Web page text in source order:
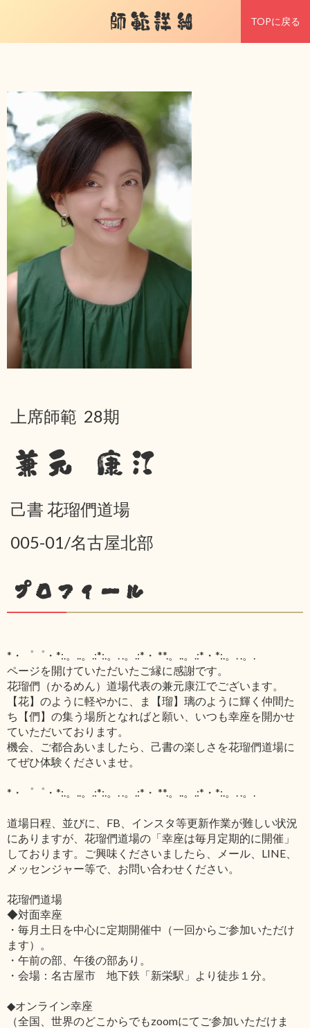
師範詳細 TOPに戻る
上席師範 28期
兼元 康江
己書 花瑠們道場
005-01/名古屋北部
プロフィール
*・゜゜・*:.。..。.:*:.。. .。.:*・ **.。..。.:*・*:.。. .。.
ページを開けていただいたご縁に感謝です。
花瑠們（かるめん）道場代表の兼元康江でございます。
【花】のように軽やかに、ま【瑠】璃のように輝く仲間た
ち【們】の集う場所となればと願い、いつも幸座を開かせ
ていただいております。
機会、ご都合あいましたら、己書の楽しさを花瑠們道場に
てぜひ体験くださいませ。
*・゜゜・*:.。..。.:*:.。. .。.:*・ **.。..。.:*・*:.。. .。.
道場日程、並びに、FB、インスタ等更新作業が難しい状況
にありますが、花瑠們道場の「幸座は毎月定期的に開催」
しております。ご興味くださいましたら、メール、LINE、
メッセンジャー等で、お問い合わせください。
花瑠們道場
◆対面幸座
・毎月土日を中心に定期開催中（一回からご参加いただけ
ます）。
・午前の部、午後の部あり。
・会場：名古屋市 地下鉄「新栄駅」より徒歩１分。
◆オンライン幸座
（全国、世界のどこからでもzoomにてご参加いただけま